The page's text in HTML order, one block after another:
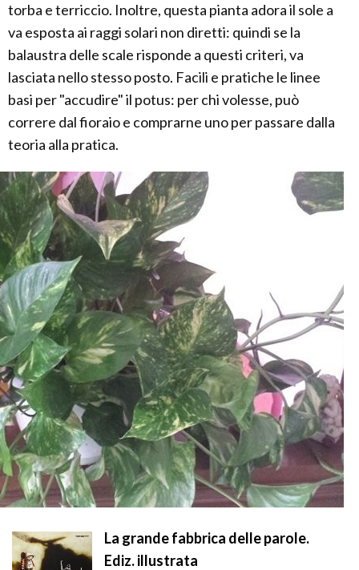
torba e terriccio. Inoltre, questa pianta adora il sole a
va esposta ai raggi solari non diretti: quindi se la
balaustra delle scale risponde a questi criteri, va
lasciata nello stesso posto. Facili e pratiche le linee
basi per "accudire" il potus: per chi volesse, può
correre dal fioraio e comprarne uno per passare dalla
teoria alla pratica.
La grande fabbrica delle parole.
Ediz. illustrata